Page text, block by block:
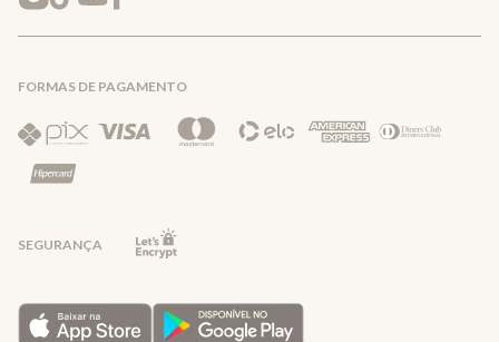
Trocas e Devoluções
Política de Privacidade
FORMAS DE PAGAMENTO
SEGURANÇA